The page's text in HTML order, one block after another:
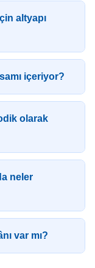
altyapı
içeriyor?
olarak
neler
var mı?